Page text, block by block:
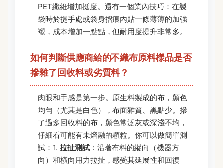
PET纖維增加挺度。還有一個業內技巧：在製
袋時於提手處或袋身摺痕內貼一條薄薄的加強
襯，成本增加一點點，但耐用度提升非常多。
如何判斷供應商給的不織布原料樣品是否
摻雜了回收料或劣質料？
肉眼和手感是第一步。原生料製成的布，顏色
均勻（尤其是白色），布面雜質、黑點少。摻
了過多回收料的布，顏色常泛灰或深淺不均，
仔細看可能有未熔融的顆粒。你可以做簡單測
試：1. 拉扯測試 ：沿著布料的縱向（機器方
向）和橫向用力拉扯，感受其延展性和回復